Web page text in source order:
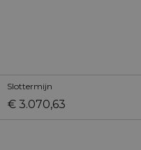
Slottermijn